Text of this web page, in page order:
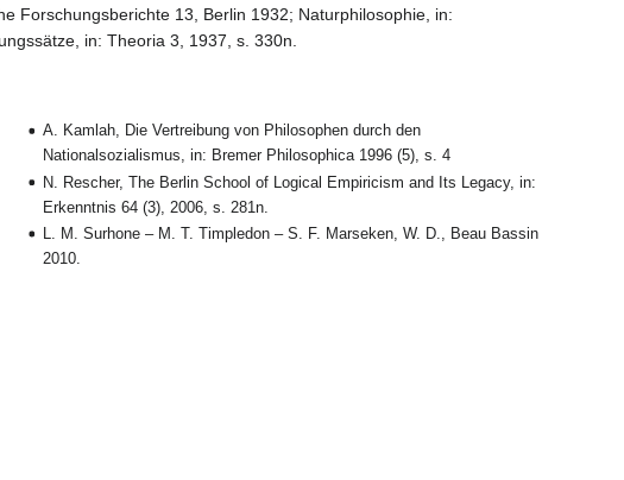
Forschungsberichte 13, Berlin 1932; Naturphilosophie, in:
in: Theoria 3, 1937, s. 330n.
A. Kamlah, Die Vertreibung von Philosophen durch den
Nationalsozialismus, in: Bremer Philosophica 1996 (5), s. 4
N. Rescher, The Berlin School of Logical Empiricism and Its Legacy, in:
Erkenntnis 64 (3), 2006, s. 281n.
L. M. Surhone – M. T. Timpledon – S. F. Marseken, W. D., Beau Bassin
2010.